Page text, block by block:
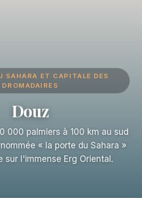
SAHARA ET CAPITALE DES
DROMADAIRES
Douz
000 palmiers à 100 km au sud
« la porte du Sahara »
sur l'immense Erg Oriental.